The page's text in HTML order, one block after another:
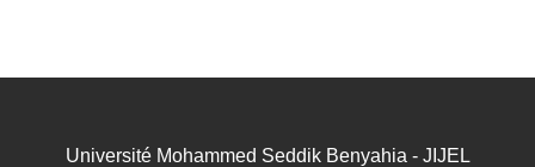
Université Mohammed Seddik Benyahia - JIJEL